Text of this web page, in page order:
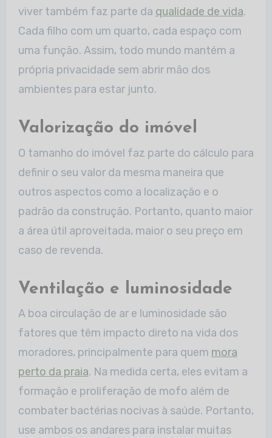
viver também faz parte da qualidade de vida.
Cada filho com um quarto, cada espaço com
uma função. Assim, todo mundo mantém a
própria privacidade sem abrir mão dos
ambientes para estar junto.
Valorização do imóvel
O tamanho do imóvel faz parte do cálculo para
definir o seu valor da mesma maneira que
outros aspectos como a localização e o
padrão da construção. Portanto, quanto maior
a área útil aproveitada, maior o seu preço em
caso de revenda.
Ventilação e luminosidade
A boa circulação de ar e luminosidade são
fatores que têm impacto direto na vida dos
moradores, principalmente para quem mora
perto da praia. Na medida certa, eles evitam a
formação e proliferação de mofo além de
combater bactérias nocivas à saúde. Portanto,
use ambos os andares para instalar muitas